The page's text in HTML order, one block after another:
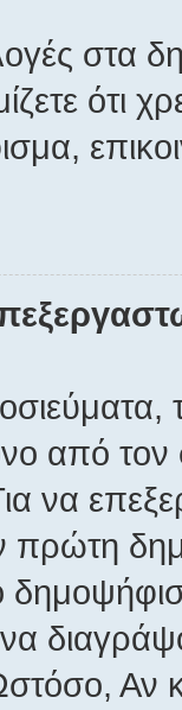
στα
ότι
από τον
να
πρώτη
Αν